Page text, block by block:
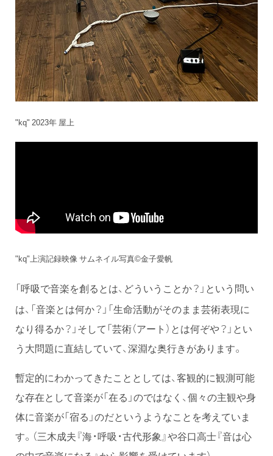
"kq" 2023年 屋上
"kq"上演記録映像 サムネイル写真©️金子愛帆
「呼吸で音楽を創るとは、どういうことか？」という問い
は、「音楽とは何か？」「生命活動がそのまま芸術表現に
なり得るか？」そして「芸術（アート）とは何ぞや？」とい
う大問題に直結していて、深淵な奥行きがあります。
暫定的にわかってきたこととしては、客観的に観測可能
な存在として音楽が「在る」のではなく、個々の主観や身
体に音楽が「宿る」のだというようなことを考えていま
す。（三木成夫『海・呼吸・古代形象』や谷口高士『音は心